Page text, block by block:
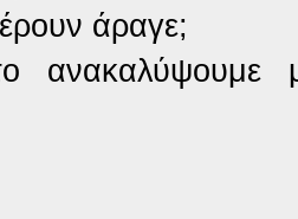
άραγε;
ανακαλύψουμε